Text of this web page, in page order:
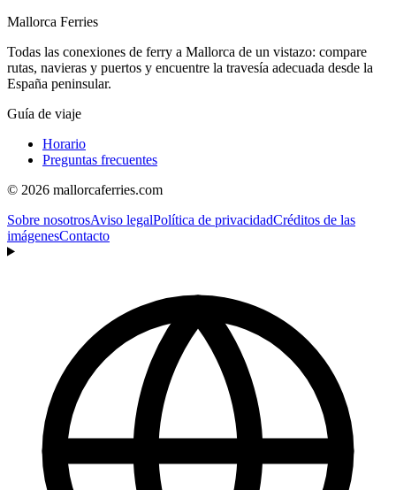
Mallorca Ferries
Todas las conexiones de ferry a Mallorca de un vistazo: compare
rutas, navieras y puertos y encuentre la travesía adecuada desde la
España peninsular.
Guía de viaje
Horario
Preguntas frecuentes
© 2026 mallorcaferries.com
Sobre nosotrosAviso legalPolítica de privacidadCréditos de las
imágenesContacto